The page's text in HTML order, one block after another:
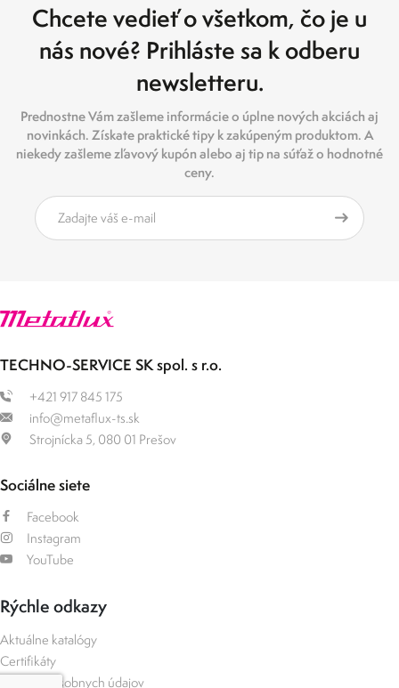
Chcete vedieť o všetkom, čo je u
nás nové? Prihláste sa k odberu
newsletteru.
Prednostne Vám zašleme informácie o úplne nových akciách aj
novinkách. Získate praktické tipy k zakúpeným produktom. A
niekedy zašleme zľavový kupón alebo aj tip na súťaž o hodnotné
ceny.
TECHNO-SERVICE SK spol. s r.o.
+421 917 845 175
info@metaflux-ts.sk
Strojnícka 5, 080 01 Prešov
Sociálne siete
Facebook
Instagram
YouTube
Rýchle odkazy
Aktuálne katalógy
Certifikáty
Ochrana osobnych údajov